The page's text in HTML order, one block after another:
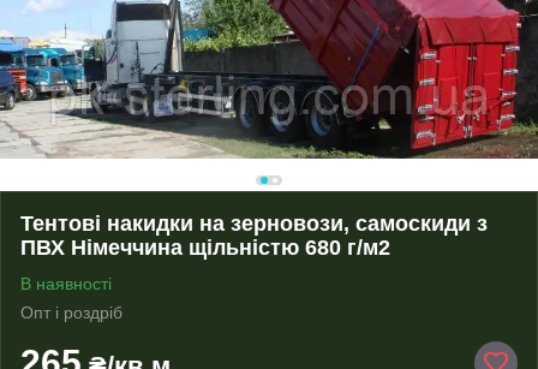
Тентові накидки на зерновози, самоскиди з
ПВХ Німеччина щільністю 680 г/м2
В наявності
Опт і роздріб